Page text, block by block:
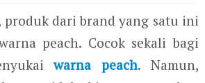
produk dari brand yang satu ini
peach. Cocok sekali bagi
warna peach. Namun,